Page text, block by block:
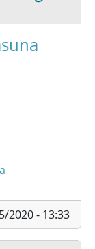
2020 - 13:33